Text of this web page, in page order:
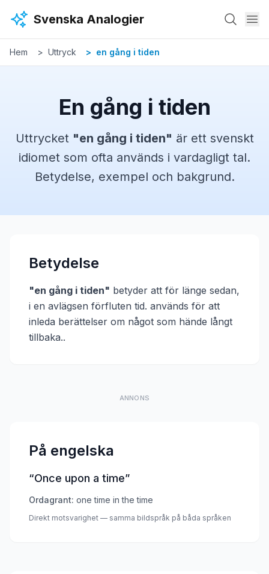
Svenska Analogier
Hem Uttryck en gång i tiden
En gång i tiden
Uttrycket "en gång i tiden" är ett svenskt
idiomet som ofta används i vardagligt tal.
Betydelse, exempel och bakgrund.
Betydelse
"en gång i tiden" betyder att för länge sedan,
i en avlägsen förfluten tid. används för att
inleda berättelser om något som hände långt
tillbaka..
ANNONS
På engelska
“Once upon a time”
Ordagrant: one time in the time
Direkt motsvarighet — samma bildspråk på båda språken